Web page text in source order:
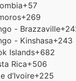
+57
+269
- Brazzaville
- Kinshasa+243
Islands+682
Rica+506
d’Ivoire+225